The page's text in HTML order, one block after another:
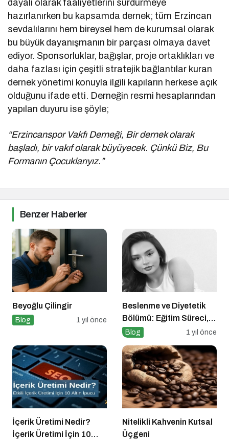
dayalı olarak faaliyetlerini sürdürmeye
hazırlanırken bu kapsamda dernek; tüm Erzincan
sevdalılarını hem bireysel hem de kurumsal olarak
bu büyük dayanışmanın bir parçası olmaya davet
ediyor. Sponsorluklar, bağışlar, proje ortaklıkları ve
daha fazlası için çeşitli stratejik bağlantılar kuran
dernek yönetimi konuyla ilgili kapıların herkese açık
olduğunu ifade etti. Derneğin resmi hesaplarından
yapılan duyuru ise şöyle;
“Erzincanspor Vakfı Derneği, Bir dernek olarak
başladı, bir vakıf olarak büyüyecek. Çünkü Biz, Bu
Formanın Çocuklarıyız.”
Benzer Haberler
Beyoğlu Çilingir
Blog 1 yıl önce
Beslenme ve Diyetetik
Bölümü: Eğitim Süreci,
Kariyer Olanakları ve
Blog 1 yıl önce
İçerik Üretimi Nedir?
İçerik Üretimi İçin 10
Nitelikli Kahvenin Kutsal
Üçgeni